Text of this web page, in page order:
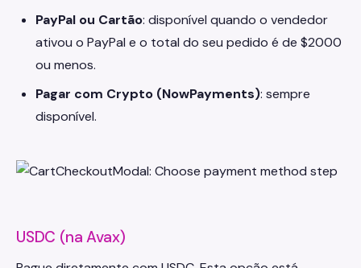
PayPal ou Cartão: disponível quando o vendedor
ativou o PayPal e o total do seu pedido é de $2000
ou menos.
Pagar com Crypto (NowPayments): sempre
disponível.
USDC (na Avax)